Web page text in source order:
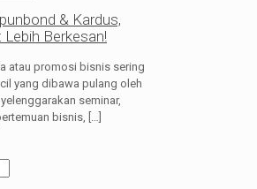
& Kardus,
Berkesan!
atau promosi bisnis sering
yang dibawa pulang oleh
seminar,
bisnis, […]